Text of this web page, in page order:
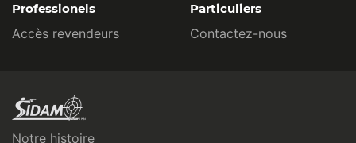
Professionels
Accès revendeurs
Particuliers
Contactez-nous
Notre histoire